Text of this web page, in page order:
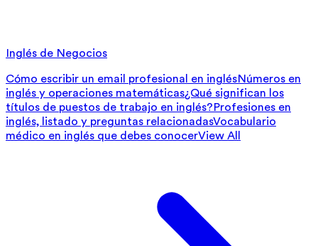
Inglés de Negocios
Cómo escribir un email profesional en inglésNúmeros en
inglés y operaciones matemáticas¿Qué significan los
títulos de puestos de trabajo en inglés?Profesiones en
inglés, listado y preguntas relacionadasVocabulario
médico en inglés que debes conocerView All